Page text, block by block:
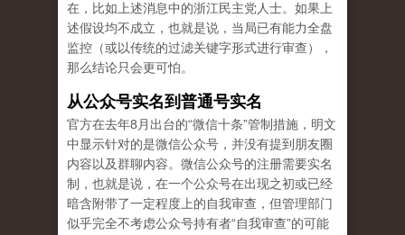
在，比如上述消息中的浙江民主党人士。如果上
述假设均不成立，也就是说，当局已有能力全盘
监控（或以传统的过滤关键字形式进行审查），
那么结论只会更可怕。
从公众号实名到普通号实名
官方在去年8月出台的“微信十条”管制措施，明文
中显示针对的是微信公众号，并没有提到朋友圈
内容以及群聊内容。微信公众号的注册需要实名
制，也就是说，在一个公众号在出现之初或已经
暗含附带了一定程度上的自我审查，但管理部门
似乎完全不考虑公众号持有者“自我审查”的可能